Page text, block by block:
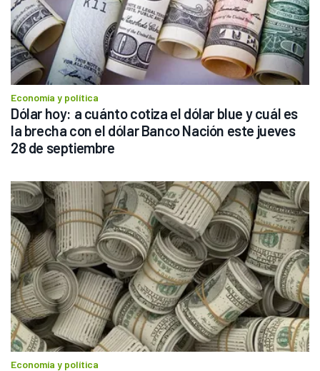
Economía y política
Dólar hoy: a cuánto cotiza el dólar blue y cuál es
la brecha con el dólar Banco Nación este jueves
28 de septiembre
Economía y política